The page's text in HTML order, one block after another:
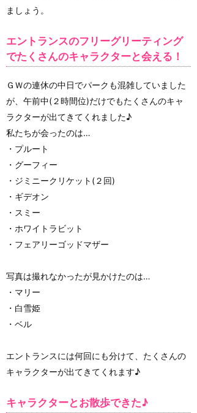
ましょう。
エントランスのフリーグリーティング
でたくさんのキャラクターと会える！
ＧＷの連休の中日でパークも混雑していました
が、午前中(２時間位)だけでもたくさんのキャ
ラクターが出てきてくれました♪
私たちが会ったのは…
・プルート
・グーフィー
・ジミニークリケット(２回)
・ギデオン
・スミー
・ホワイトラビット
・フェアリーゴッドマザー
写真は撮れなかったが見かけたのは…
・マリー
・白雪姫
・ベル
エントランスには何回にも分けて、たくさんの
キャラクターが出てきてくれます♪
キャラクターとお散歩できた♪